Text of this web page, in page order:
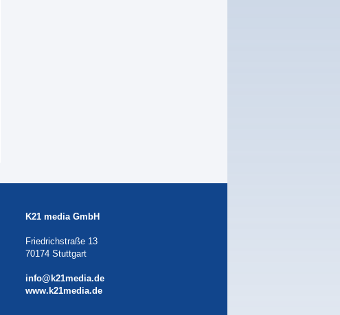
K21 media GmbH
Friedrichstraße 13
70174 Stuttgart
info@k21media.de
www.k21media.de